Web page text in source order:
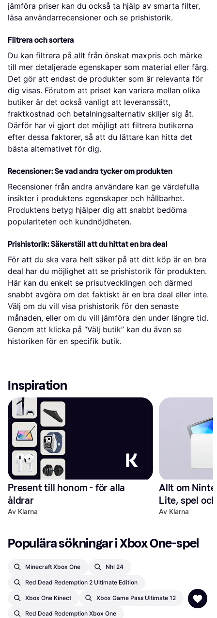
jämföra priser kan du också ta hjälp av smarta filter,
läsa användarrecensioner och se prishistorik.
Filtrera och sortera
Du kan filtrera på allt från önskat maxpris och märke
till mer detaljerade egenskaper som material eller färg.
Det gör att endast de produkter som är relevanta för
dig visas. Förutom att priset kan variera mellan olika
butiker är det också vanligt att leveranssätt,
fraktkostnad och betalningsalternativ skiljer sig åt.
Därför har vi gjort det möjligt att filtrera butikerna
efter dessa faktorer, så att du lättare kan hitta det
bästa alternativet för dig.
Recensioner: Se vad andra tycker om produkten
Recensioner från andra användare kan ge värdefulla
insikter i produktens egenskaper och hållbarhet.
Produktens betyg hjälper dig att snabbt bedöma
populariteten och kundnöjdheten.
Prishistorik: Säkerställ att du hittat en bra deal
För att du ska vara helt säker på att ditt köp är en bra
deal har du möjlighet att se prishistorik för produkten.
Här kan du enkelt se prisutvecklingen och därmed
snabbt avgöra om det faktiskt är en bra deal eller inte.
Välj om du vill visa prishistorik för den senaste
månaden, eller om du vill jämföra den under längre tid.
Genom att klicka på “Välj butik” kan du även se
historiken för en specifik butik.
Inspiration
Present till honom - för alla
åldrar
Av Klarna
Allt om
Lite, spel
Av Klarna
Populära sökningar i Xbox One-spel
Minecraft Xbox One Nhl 24
Red Dead Redemption 2 Ultimate Edition
Xbox One Kinect Xbox Game Pass Ultimate 12
Red Dead Redemption Xbox One